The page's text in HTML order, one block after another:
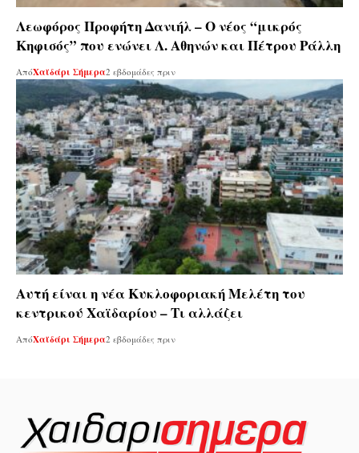
Λεωφόρος Προφήτη Δανιήλ – Ο νέος “μικρός
Κηφισός” που ενώνει Λ. Αθηνών και Πέτρου Ράλλη
ΑπόΧαϊδάρι Σήμερα2 εβδομάδες πριν
Αυτή είναι η νέα Κυκλοφοριακή Μελέτη του
κεντρικού Χαϊδαρίου – Τι αλλάζει
ΑπόΧαϊδάρι Σήμερα2 εβδομάδες πριν